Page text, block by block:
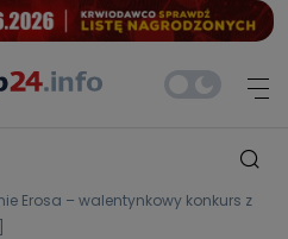
Erosa – walentynkowy konkurs z